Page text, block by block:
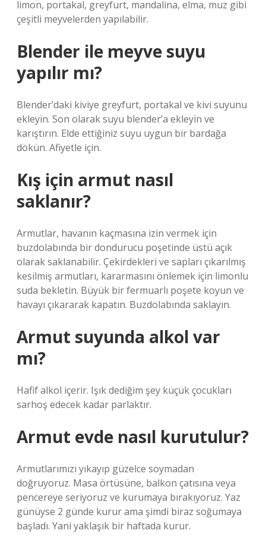
limon, portakal, greyfurt, mandalina, elma, muz gibi
çeşitli meyvelerden yapılabilir.
Blender ile meyve suyu
yapılır mı?
Blender’daki kiviye greyfurt, portakal ve kivi suyunu
ekleyin. Son olarak suyu blender’a ekleyin ve
karıştırın. Elde ettiğiniz suyu uygun bir bardağa
dökün. Afiyetle için.
Kış için armut nasıl
saklanır?
Armutlar, havanın kaçmasına izin vermek için
buzdolabında bir dondurucu poşetinde üstü açık
olarak saklanabilir. Çekirdekleri ve sapları çıkarılmış
kesilmiş armutları, kararmasını önlemek için limonlu
suda bekletin. Büyük bir fermuarlı poşete koyun ve
havayı çıkararak kapatın. Buzdolabında saklayın.
Armut suyunda alkol var
mı?
Hafif alkol içerir. Işık dediğim şey küçük çocukları
sarhoş edecek kadar parlaktır.
Armut evde nasıl kurutulur?
Armutlarımızı yıkayıp güzelce soymadan
doğruyoruz. Masa örtüsüne, balkon çatısına veya
pencereye seriyoruz ve kurumaya bırakıyoruz. Yaz
günüyse 2 günde kurur ama şimdi biraz soğumaya
başladı. Yani yaklaşık bir haftada kurur.